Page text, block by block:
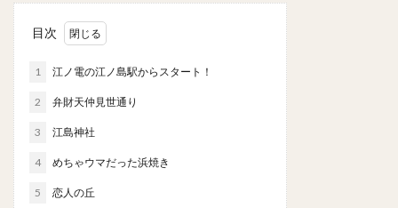
目次
1 江ノ電の江ノ島駅からスタート！
2 弁財天仲見世通り
3 江島神社
4 めちゃウマだった浜焼き
5 恋人の丘